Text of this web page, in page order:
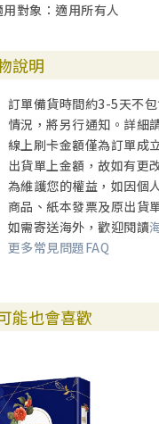
用對象：適用所有人
說明
訂單備貨時間約3-5天不
情況，將另行通知。詳細
線上刷卡金額僅為訂單成
出貨單上金額，故如有更
為維護您的權益，如因個
商品、紙本發票及原出貨
如需寄送海外，歡迎閱讀
更多常見問題FAQ
能也會喜歡